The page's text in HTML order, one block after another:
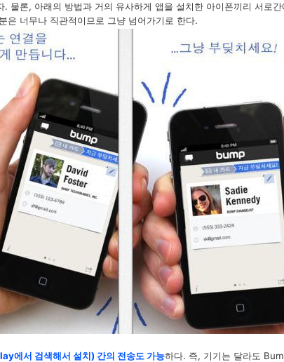
. 물론, 아래의 방법과 거의 유사하게 앱을 설치한 아이폰끼리 서로
은 너무나 직관적이므로 그냥 넘어가기로 한다.
에서 검색해서 설치) 간의 전송도 가능하다. 즉, 기기는 달라도